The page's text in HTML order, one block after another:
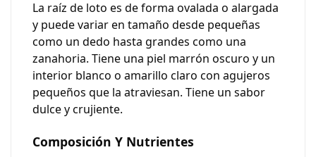
La raíz de loto es de forma ovalada o alargada
y puede variar en tamaño desde pequeñas
como un dedo hasta grandes como una
zanahoria. Tiene una piel marrón oscuro y un
interior blanco o amarillo claro con agujeros
pequeños que la atraviesan. Tiene un sabor
dulce y crujiente.
Composición Y Nutrientes